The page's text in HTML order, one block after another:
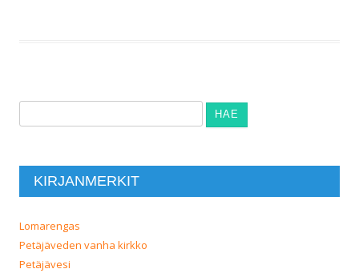
KIRJANMERKIT
Lomarengas
Petäjäveden vanha kirkko
Petäjävesi